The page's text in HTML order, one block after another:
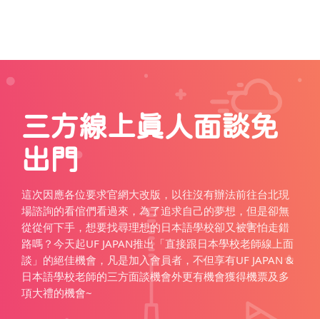
三方線上真人面談免
出門
這次因應各位要求官網大改版，以往沒有辦法前往台北現
場諮詢的看倌們看過來，為了追求自己的夢想，但是卻無
從從何下手，想要找尋理想的日本語學校卻又被害怕走錯
路嗎？今天起UF JAPAN推出「直接跟日本學校老師線上面
談」的絕佳機會，凡是加入會員者，不但享有UF JAPAN &
日本語學校老師的三方面談機會外更有機會獲得機票及多
項大禮的機會~